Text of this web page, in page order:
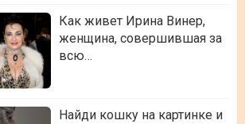
Как живет Ирина Винер,
женщина, совершившая за
всю…
Найди кошку на картинке и